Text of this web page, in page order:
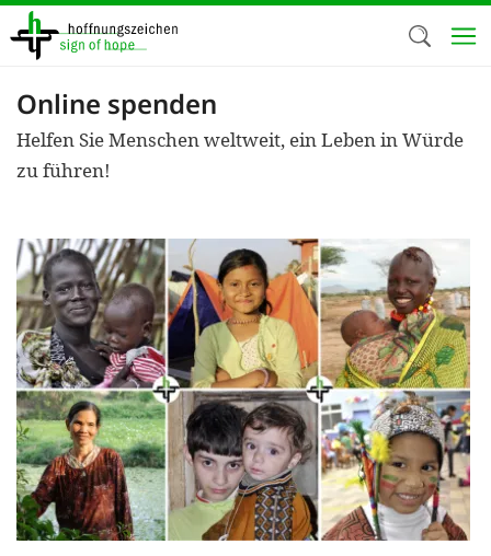
Direkt
zum
Inhalt
Online spenden
Helfen Sie Menschen weltweit, ein Leben in Würde
zu führen!
Wir
nutzen
Cookies zu
helfen
Online-